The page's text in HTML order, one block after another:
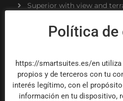
Superior with view and
Superior 2 bedrooms
Superior 2 bedroom terrace
Penthouse 3 bedrooms
Política
https://smartsuites.es/en
propios y de terceros con tu
interés legítimo, con el
información en tu dispositivo,